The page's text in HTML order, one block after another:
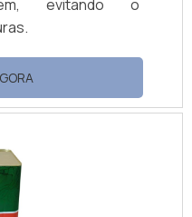
evitando o